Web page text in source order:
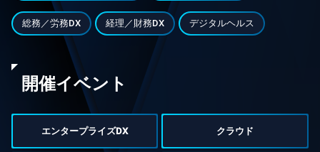
総務／労務DX 経理／財務DX デジタルヘルス
開催イベント
エンタープライズDX クラウド